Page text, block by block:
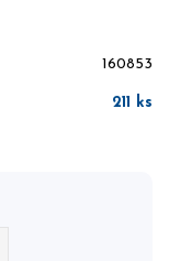
160853
211 ks